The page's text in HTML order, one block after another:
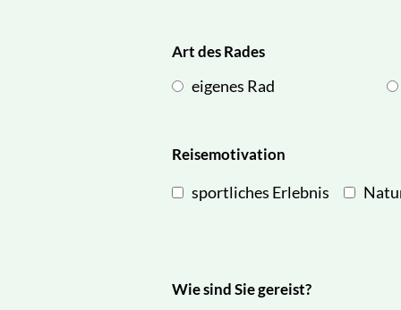
Art des Rades
eigenes Rad
Reisemotivation
sportliches Erlebnis
Wie sind Sie gereist?